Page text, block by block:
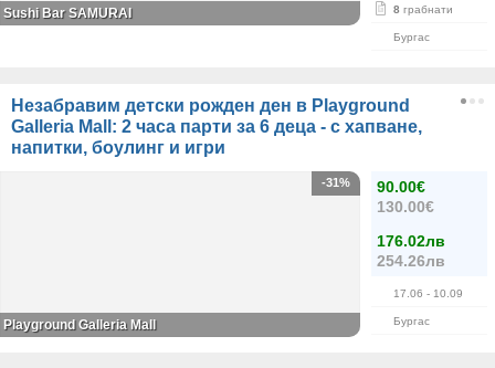
8 грабнати
Бургас
Sushi Bar SAMURAI
Незабравим детски рожден ден в Playground
Galleria Mall: 2 часа парти за 6 деца - с хапване,
напитки, боулинг и игри
90.00€
130.00€
176.02лв
254.26лв
17.06 - 10.09
Бургас
-31%
Playground Galleria Mall